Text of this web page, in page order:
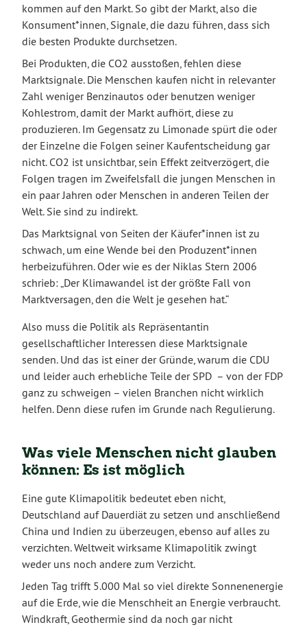
kommen auf den Markt. So gibt der Markt, also die
Konsument*innen, Signale, die dazu führen, dass sich
die besten Produkte durchsetzen.
Bei Produkten, die CO2 ausstoßen, fehlen diese
Marktsignale. Die Menschen kaufen nicht in relevanter
Zahl weniger Benzinautos oder benutzen weniger
Kohlestrom, damit der Markt aufhört, diese zu
produzieren. Im Gegensatz zu Limonade spürt die oder
der Einzelne die Folgen seiner Kaufentscheidung gar
nicht. CO2 ist unsichtbar, sein Effekt zeitverzögert, die
Folgen tragen im Zweifelsfall die jungen Menschen in
ein paar Jahren oder Menschen in anderen Teilen der
Welt. Sie sind zu indirekt.
Das Marktsignal von Seiten der Käufer*innen ist zu
schwach, um eine Wende bei den Produzent*innen
herbeizuführen. Oder wie es der Niklas Stern 2006
schrieb: „Der Klimawandel ist der größte Fall von
Marktversagen, den die Welt je gesehen hat.“
Also muss die Politik als Repräsentantin
gesellschaftlicher Interessen diese Marktsignale
senden. Und das ist einer der Gründe, warum die CDU
und leider auch erhebliche Teile der SPD – von der FDP
ganz zu schweigen – vielen Branchen nicht wirklich
helfen. Denn diese rufen im Grunde nach Regulierung.
Was viele Menschen nicht glauben
können: Es ist möglich
Eine gute Klimapolitik bedeutet eben nicht,
Deutschland auf Dauerdiät zu setzen und anschließend
China und Indien zu überzeugen, ebenso auf alles zu
verzichten. Weltweit wirksame Klimapolitik zwingt
weder uns noch andere zum Verzicht.
Jeden Tag trifft 5.000 Mal so viel direkte Sonnenenergie
auf die Erde, wie die Menschheit an Energie verbraucht.
Windkraft, Geothermie sind da noch gar nicht